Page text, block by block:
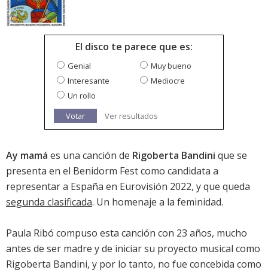
El disco te parece que es:
Genial
Muy bueno
Interesante
Mediocre
Un rollo
Votar
Ver resultados
Ay mamá es una canción de Rigoberta Bandini que se
presenta en el Benidorm Fest como candidata a
representar a España en Eurovisión 2022, y que queda
segunda clasificada. Un homenaje a la feminidad.
Paula Ribó compuso esta canción con 23 años, mucho
antes de ser madre y de iniciar su proyecto musical como
Rigoberta Bandini, y por lo tanto, no fue concebida como